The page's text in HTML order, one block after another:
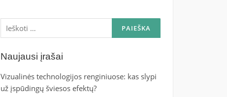
Ieškoti:
Naujausi įrašai
Vizualinės technologijos renginiuose: kas slypi
už įspūdingų šviesos efektų?